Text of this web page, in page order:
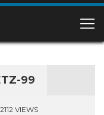
99
2112 VIEWS